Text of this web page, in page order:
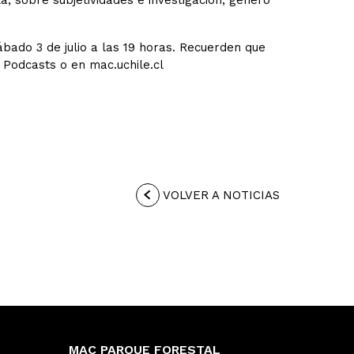
3 de julio a las 19 horas. Recuerden que
o en mac.uchile.cl
VOLVER A NOTICIAS
MAC PARQUE FORESTAL